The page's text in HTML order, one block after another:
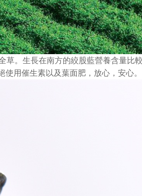
草。生長在南方的絞股藍營養含量比
用催生素以及葉面肥，放心，安心。